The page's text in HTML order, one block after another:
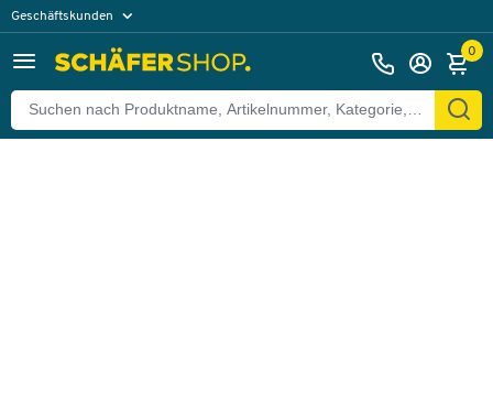
Geschäftskunden
0
Zurück